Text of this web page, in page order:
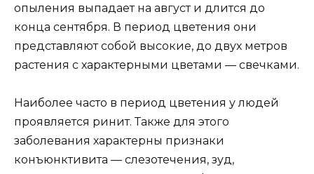
опыления выпадает на август и длится до
конца сентября. В период цветения они
представляют собой высокие, до двух метров
растения с характерными цветами — свечками.
Наиболее часто в период цветения у людей
проявляется ринит. Также для этого
заболевания характерны признаки
конъюнктивита — слезотечения, зуд,